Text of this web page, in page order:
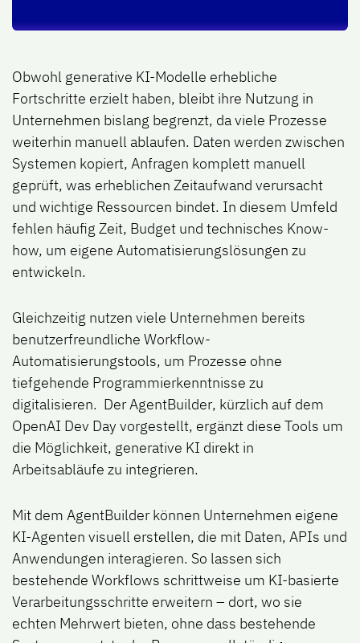
Obwohl generative KI-Modelle erhebliche
Fortschritte erzielt haben, bleibt ihre Nutzung in
Unternehmen bislang begrenzt, da viele Prozesse
weiterhin manuell ablaufen. Daten werden zwischen
Systemen kopiert, Anfragen komplett manuell
geprüft, was erheblichen Zeitaufwand verursacht
und wichtige Ressourcen bindet. In diesem Umfeld
fehlen häufig Zeit, Budget und technisches Know-
how, um eigene Automatisierungslösungen zu
entwickeln.
Gleichzeitig nutzen viele Unternehmen bereits
benutzerfreundliche Workflow-
Automatisierungstools, um Prozesse ohne
tiefgehende Programmierkenntnisse zu
digitalisieren. DerAgentBuilder, kürzlich auf dem
OpenAI Dev Day vorgestellt, ergänzt diese Tools um
die Möglichkeit, generative KI direkt in
Arbeitsabläufe zu integrieren.
Mit dem AgentBuilder können Unternehmen eigene
KI-Agenten visuell erstellen, die mit Daten, APIs und
Anwendungen interagieren. So lassen sich
bestehende Workflows schrittweise um KI-basierte
Verarbeitungsschritte erweitern – dort, wo sie
echten Mehrwert bieten, ohne dass bestehende